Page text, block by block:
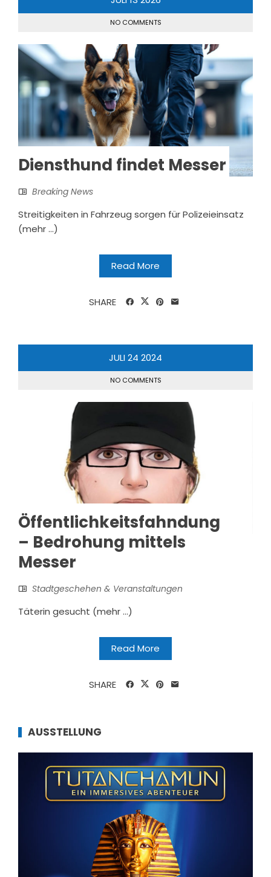
NO COMMENTS
Diensthund findet Messer
Breaking News
Streitigkeiten in Fahrzeug sorgen für Polizeieinsatz
(mehr …)
Read More
SHARE
JULI24 2024
NO COMMENTS
Öffentlichkeitsfahndung
– Bedrohung mittels
Messer
Stadtgeschehen & Veranstaltungen
Täterin gesucht (mehr …)
Read More
SHARE
AUSSTELLUNG